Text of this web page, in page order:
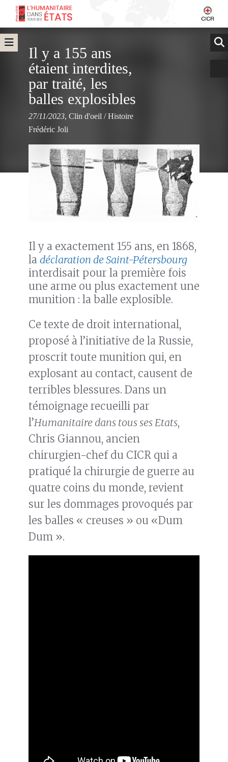
Il y a 155 ans
étaient interdites,
par traité, les
balles explosibles
27/11/2023, Clin d'oeil /Histoire
Frédéric Joli
Il y a exactement 155 ans, en 1868,
la déclaration de Saint-Pétersbourg
interdisait pour la première fois
une arme ou plus exactement une
munition : la balle explosible.
Ce texte de droit international,
proposé à l’initiative de la Russie,
proscrit toute munition qui, en
explosant au contact, causent de
terribles blessures. Dans un
témoignage recueilli par
l’Humanitaire dans tous ses Etats,
Chris Giannou, ancien
chirurgien-chef du CICR qui a
pratiqué la chirurgie de guerre au
quatre coins du monde, revient
sur les dommages provoqués par
les balles « creuses » ou «Dum
Dum ».